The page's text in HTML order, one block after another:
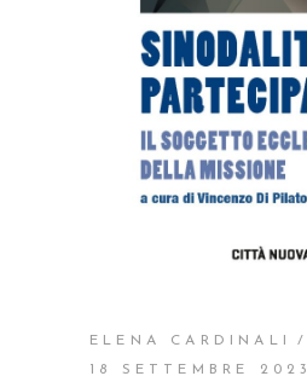
ELENA CARDINALI
18 SETTEMBRE 2023